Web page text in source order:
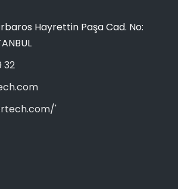
Hayrettin Paşa Cad. No:
32
'